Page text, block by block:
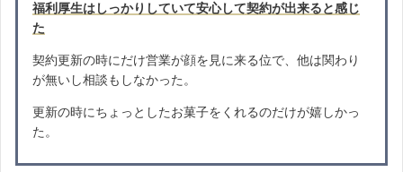
福利厚生はしっかりしていて安心して契約が出来ると感じ
た
契約更新の時にだけ営業が顔を見に来る位で、他は関わり
が無いし相談もしなかった。
更新の時にちょっとしたお菓子をくれるのだけが嬉しかっ
た。